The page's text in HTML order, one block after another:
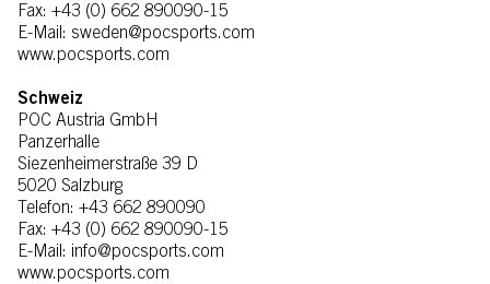
Fax: +43 (0) 662 890090-15
E-Mail: sweden@pocsports.com
www.pocsports.com
Schweiz
POC Austria GmbH
Panzerhalle
Siezenheimerstraße 39 D
5020 Salzburg
Telefon: +43 662 890090
Fax: +43 (0) 662 890090-15
E-Mail: info@pocsports.com
www.pocsports.com